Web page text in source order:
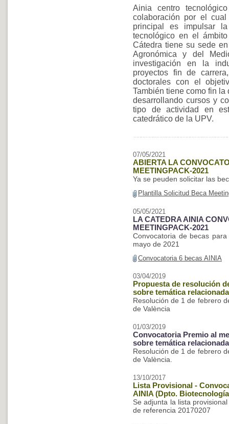
Ainia centro
colaboración por el
principal es impulsar
tecnológico en el
Cátedra tiene su sede
Agronómica y del
investigación en la
proyectos fin de
doctorales con el
También tiene como fin
desarrollando cursos y
tipo de actividad en
catedrático de la UPV.
07/05/2021
ABIERTA LA
MEETINGPACK-2021
Ya se peuden solicitar las
Plantilla Solicitud Beca
05/05/2021
LA CATEDRA AINIA
MEETINGPACK-2021
Convocatoria de becas
mayo de 2021
Convocatoria 6 becas AINIA
03/04/2019
Propuesta de resolución
sobre temática
Resolución de 1 de febrero
de València
01/03/2019
Convocatoria Premio al
sobre temática
Resolución de 1 de febrero
de València.
13/10/2017
Lista Provisional -
AINIA (Dpto.
Se adjunta la lista
de referencia 20170207